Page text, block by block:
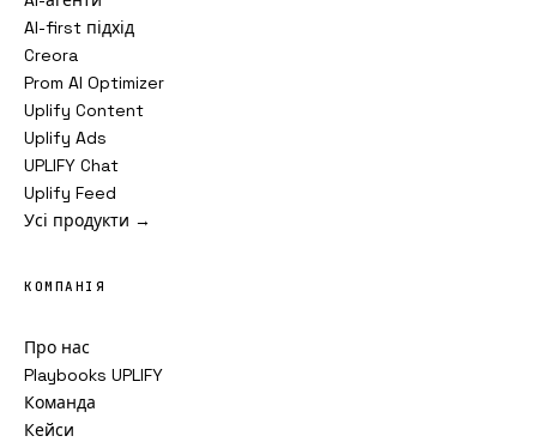
AI-first підхід
Creora
Prom AI Optimizer
Uplify Content
Uplify Ads
UPLIFY Chat
Uplify Feed
Усі продукти →
КОМПАНІЯ
Про нас
Playbooks UPLIFY
Команда
Кейси